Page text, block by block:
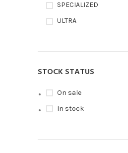
SPECIALIZED
ULTRA
STOCK STATUS
On sale
In stock